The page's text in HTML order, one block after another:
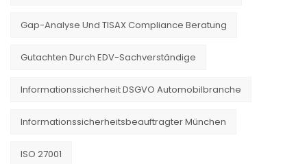
Gap-Analyse Und TISAX Compliance Beratung
Gutachten Durch EDV-Sachverständige
Informationssicherheit DSGVO Automobilbranche
Informationssicherheitsbeauftragter München
ISO 27001